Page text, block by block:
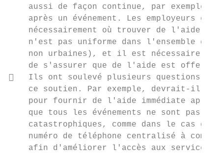
aussi de façon continue, par exemple
après un événement. Les employeurs et
nécessairement où trouver de l'aide.
n'est pas uniforme dans l'ensemble de
non urbaines), et il est nécessaire
de s'assurer que de l'aide est
   Ils ont soulevé plusieurs questions et
ce soutien. Par exemple, devrait-il y
pour fournir de l'aide immédiate
que tous les événements ne sont pas
catastrophiques, comme dans le cas de
numéro de téléphone centralisé à
afin d'améliorer l'accès aux services